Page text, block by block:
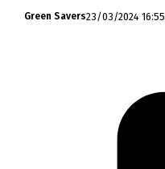
Green Savers23/03/2024 16:55